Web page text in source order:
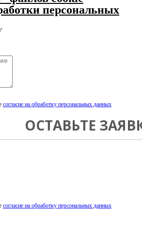
персональных
согласие на обработку персональных данных
ОСТАВЬТЕ
согласие на обработку персональных данных